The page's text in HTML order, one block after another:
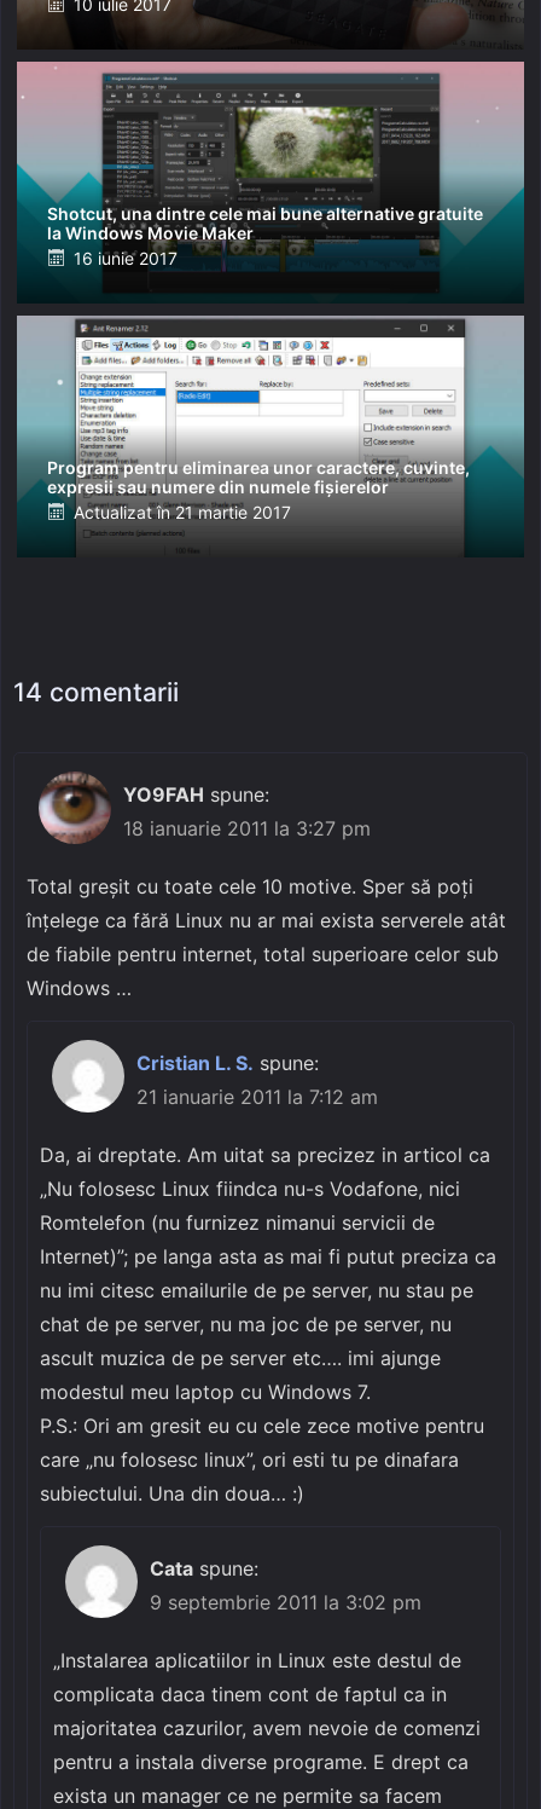
10 iulie 2017
Shotcut, una dintre cele mai bune alternative gratuite
la Windows Movie Maker
Posted
16 iunie 2017
Program pentru eliminarea unor caractere, cuvinte,
expresii sau numere din numele fișierelor
Posted
on
Actualizat în 21 martie 2017
14 comentarii
YO9FAH spune:
18 ianuarie 2011 la 3:27 pm
Total greșit cu toate cele 10 motive. Sper să poți
înțelege ca fără Linux nu ar mai exista serverele atât
de fiabile pentru internet, total superioare celor sub
Windows …
Cristian L. S. spune:
21 ianuarie 2011 la 7:12 am
Da, ai dreptate. Am uitat sa precizez in articol ca
„Nu folosesc Linux fiindca nu-s Vodafone, nici
Romtelefon (nu furnizez nimanui servicii de
Internet)”; pe langa asta as mai fi putut preciza ca
nu imi citesc emailurile de pe server, nu stau pe
chat de pe server, nu ma joc de pe server, nu
ascult muzica de pe server etc…. imi ajunge
modestul meu laptop cu Windows 7.
P.S.: Ori am gresit eu cu cele zece motive pentru
care „nu folosesc linux”, ori esti tu pe dinafara
subiectului. Una din doua… :)
Cata spune:
9 septembrie 2011 la 3:02 pm
„Instalarea aplicatiilor in Linux este destul de
complicata daca tinem cont de faptul ca in
majoritatea cazurilor, avem nevoie de comenzi
pentru a instala diverse programe. E drept ca
exista un manager ce ne permite sa facem